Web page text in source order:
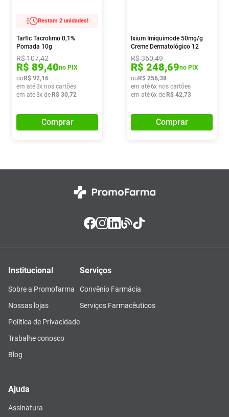
Restam 2 unidades!
Tarfic Tacrolimo 0,1%
Pomada 10g
R$107,42
R$ 89,40no PIX
ou R$ 92,16
em até3x nos cartões
em até3x de R$ 30,72
Comprar
Ixium Imiquimode 50mg/g
Creme Dermatológico 12
Sachês
R$360,49
R$ 248,69no PIX
ou R$ 256,38
em até6x nos cartões
em até6x de R$ 42,73
Comprar
Institucional
Sobre a Promofarma
Nossas lojas
Política de Privacidade
Trabalhe conosco
Blog
Serviços
Convênio Farmácia
Serviços Farmacêuticos
Ajuda
Assinatura